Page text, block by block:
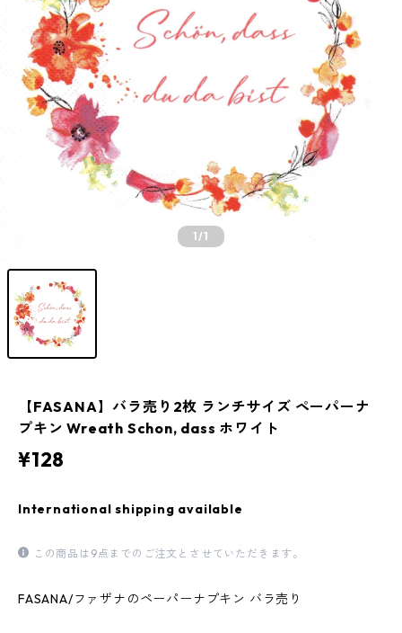
1/1
【FASANA】バラ売り2枚 ランチサイズ ペーパーナ
プキン Wreath Schon, dass ホワイト
¥128
International shipping available
この商品は9点までのご注文とさせていただきます。
FASANA/ファザナのペーパーナプキン バラ売り